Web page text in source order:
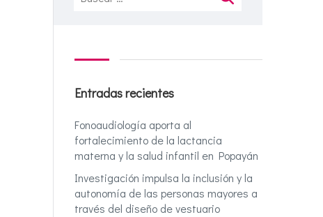
Entradas recientes
Fonoaudiología aporta al
fortalecimiento de la lactancia
materna y la salud infantil en Popayán
Investigación impulsa la inclusión y la
autonomía de las personas mayores a
través del diseño de vestuario